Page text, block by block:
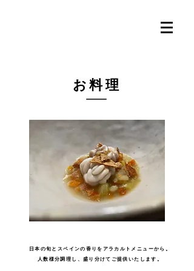
​お料理
日本の旬とスペインの香りをアラカルトメニューから​。
人数様分調理し、盛り分けてご提供いたします。